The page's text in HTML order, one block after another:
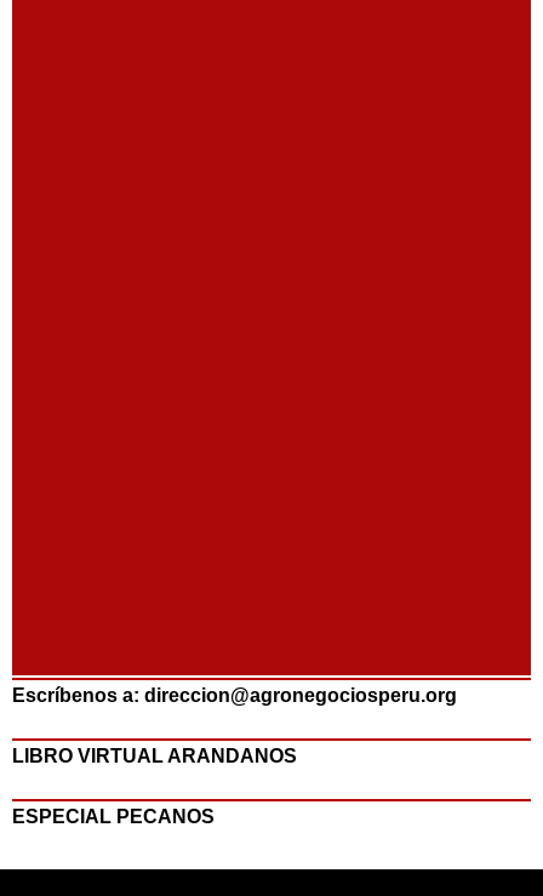
Escríbenos a: direccion@agronegociosperu.org
LIBRO VIRTUAL ARANDANOS
ESPECIAL PECANOS